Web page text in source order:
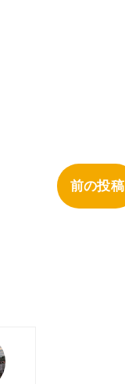
前の投稿